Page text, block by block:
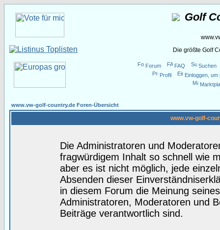
Golf
Die größte Golf
Forum FAQ
Suchen
Profil
Einloggen,
www.vw-golf-country.de Foren-Übersicht
www.vw-golf-
Die Administratoren und
fragwürdigem Inhalt so schnell wie
aber es ist nicht möglich, jede
Absenden dieser
in diesem Forum die Meinung
Administratoren, Moderatoren und
Beiträge verantwortlich sind.